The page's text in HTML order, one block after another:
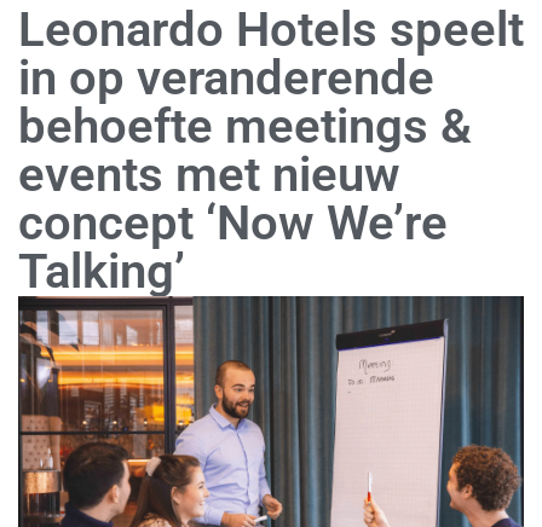
Leonardo Hotels speelt
in op veranderende
behoefte meetings &
events met nieuw
concept ‘Now We’re
Talking’